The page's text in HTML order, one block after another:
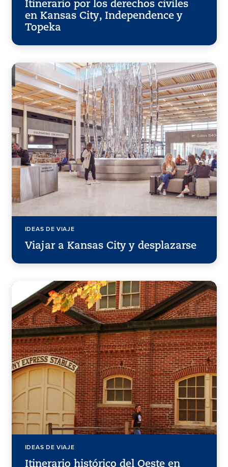
Itinerario por los derechos civiles
en Kansas City, Independence y
Topeka
IDEAS DE VIAJE
Viajar a Kansas City y desplazarse
IDEAS DE VIAJE
Itinerario histórico del Oeste en